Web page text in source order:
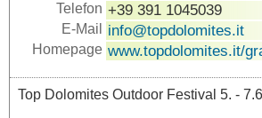
Telefon +39 391 1045039
E-Mail info@topdolomites.it
Homepage www.topdolomites.it/
Top Dolomites Outdoor Festival 5. -